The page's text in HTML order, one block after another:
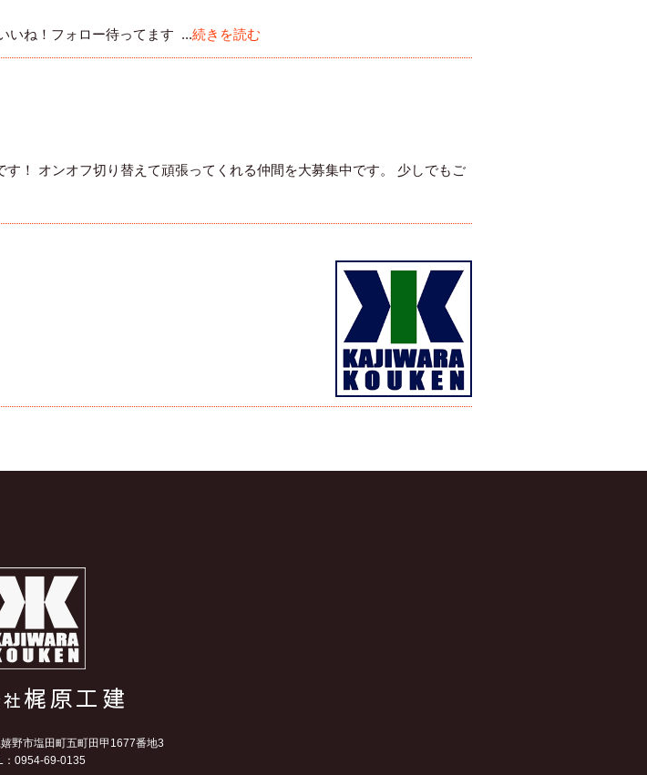
いね！フォロー待ってます ...続きを読む
！ オンオフ切り替えて頑張ってくれる仲間を大募集中です。 少しでもご
野市塩田町五町田甲1677番地3
：0954-69-0135